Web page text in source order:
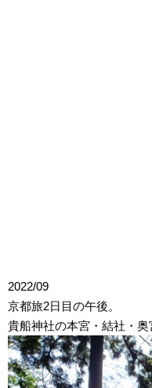
2022/09
京都旅2日目の午後。
貴船神社の本宮・結社・奥